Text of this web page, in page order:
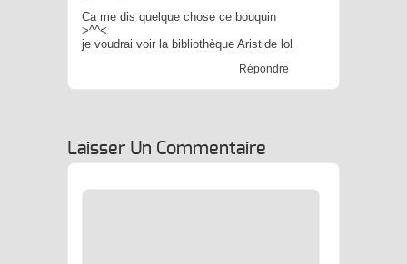
Ca me dis quelque chose ce bouquin
>^^<
je voudrai voir la bibliothèque Aristide lol
Répondre
Laisser Un Commentaire